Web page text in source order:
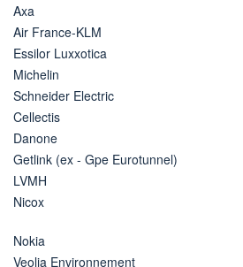
Axa
Air France-KLM
Essilor Luxxotica
Michelin
Schneider Electric
Cellectis
Danone
Getlink (ex - Gpe Eurotunnel)
LVMH
Nicox
Nokia
Veolia Environnement